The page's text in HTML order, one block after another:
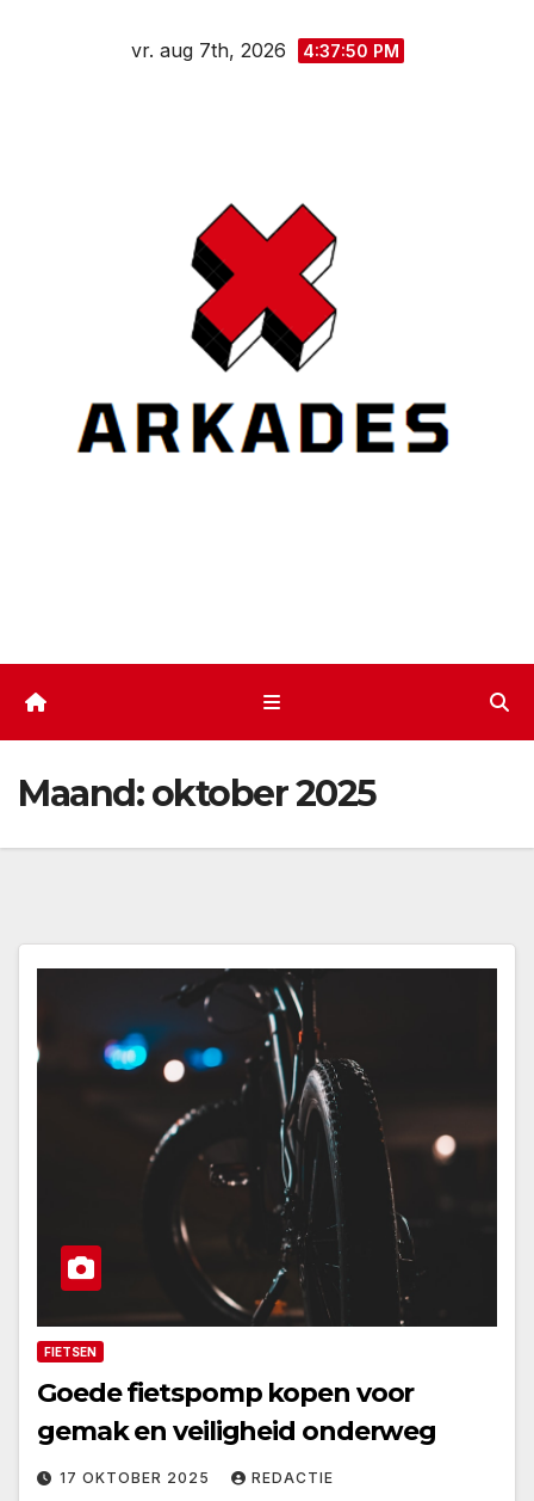
vr. aug 7th, 2026 4:37:51 PM
Maand:oktober 2025
FIETSEN
Goede fietspomp kopen voor
gemak en veiligheid onderweg
17 OKTOBER 2025 REDACTIE